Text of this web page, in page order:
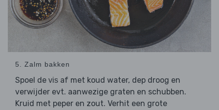
5. Zalm bakken
Spoel de vis af met koud water, dep droog en
verwijder evt. aanwezige graten en schubben.
Kruid met peper en zout. Verhit een grote